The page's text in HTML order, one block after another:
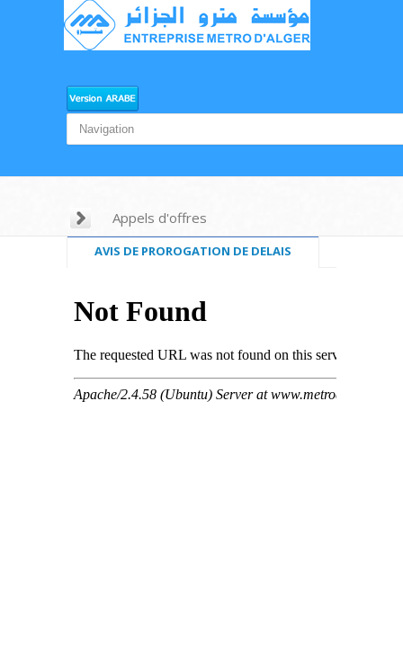
Appels d'offres
AVIS DE PROROGATION DE DELAIS